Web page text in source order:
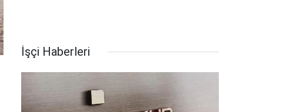
İşçi Haberleri